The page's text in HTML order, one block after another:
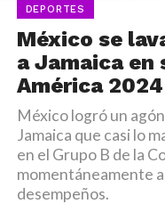
DEPORTES
México se
a Jamaica en
América 2024
México logró un
Jamaica que casi lo
en el Grupo B de la
momentáneamente
desempeños.